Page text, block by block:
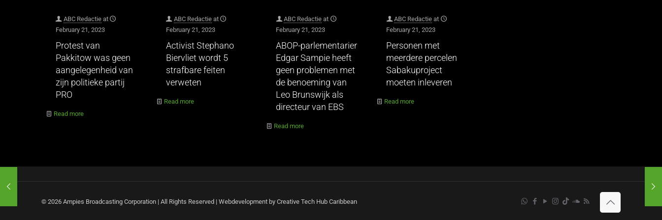
ABC Redactie at
February 21, 2023
Protest van
Pakkitow was geen
aangelegenheid van
zijn politieke partij
PRO
Read more
ABC Redactie at
February 21, 2023
Activist Stephano
Biervliet wordt 5
strafbare feiten
verweten
Read more
ABC Redactie at
February 21, 2023
ABOP-parlementarier
Edgar Sampie heeft
geen problemen met
de benoeming van
Leo Brunswijk als
directeur van EBS
Read more
ABC Redactie at
February 21, 2023
Personen met
meerdere percelen
Sabakuproject
moeten inleveren
Read more
© 2026 Ampies Broadcasting Corporation | All Rights Reserved | Webdevelopment by Creative Tech Hub Caribbean